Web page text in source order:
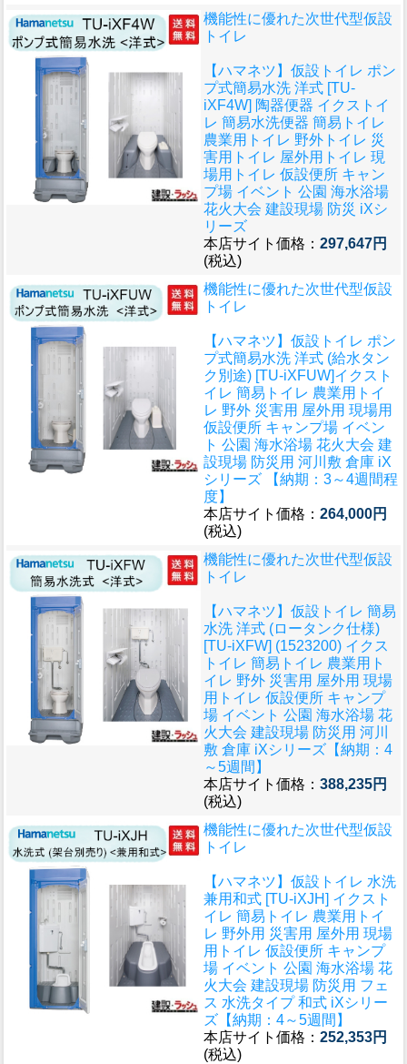
機能性に優れた次世代型仮設
トイレ
【ハマネツ】仮設トイレ ポン
プ式簡易水洗 洋式 [TU-
iXF4W] 陶器便器 イクストイ
レ 簡易水洗便器 簡易トイレ
農業用トイレ 野外トイレ 災
害用トイレ 屋外用トイレ 現
場用トイレ 仮設便所 キャン
プ場 イベント 公園 海水浴場
花火大会 建設現場 防災 iXシ
リーズ
本店サイト価格： 297,647円
(税込)
機能性に優れた次世代型仮設
トイレ
【ハマネツ】仮設トイレ ポン
プ式簡易水洗 洋式 (給水タン
ク別途) [TU-iXFUW]イクスト
イレ 簡易トイレ 農業用トイ
レ 野外 災害用 屋外用 現場用
仮設便所 キャンプ場 イベン
ト 公園 海水浴場 花火大会 建
設現場 防災用 河川敷 倉庫 iX
シリーズ 【納期：3～4週間程
度】
本店サイト価格： 264,000円
(税込)
機能性に優れた次世代型仮設
トイレ
【ハマネツ】仮設トイレ 簡易
水洗 洋式 (ロータンク仕様)
[TU-iXFW] (1523200) イクス
トイレ 簡易トイレ 農業用ト
イレ 野外 災害用 屋外用 現場
用トイレ 仮設便所 キャンプ
場 イベント 公園 海水浴場 花
火大会 建設現場 防災用 河川
敷 倉庫 iXシリーズ【納期：4
～5週間】
本店サイト価格： 388,235円
(税込)
機能性に優れた次世代型仮設
トイレ
【ハマネツ】仮設トイレ 水洗
兼用和式 [TU-iXJH] イクスト
イレ 簡易トイレ 農業用トイ
レ 野外用 災害用 屋外用 現場
用トイレ 仮設便所 キャンプ
場 イベント 公園 海水浴場 花
火大会 建設現場 防災用 フェ
ス 水洗タイプ 和式 iXシリー
ズ【納期：4～5週間】
本店サイト価格： 252,353円
(税込)